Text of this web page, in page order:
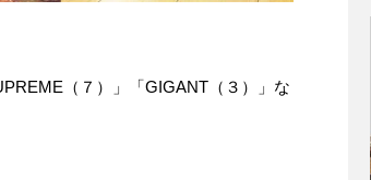
（７）」「GIGANT（３）」な